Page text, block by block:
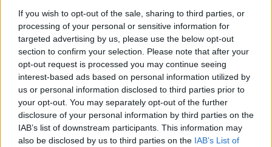
If you wish to opt-out of the sale, sharing to third parties, or
processing of your personal or sensitive information for
targeted advertising by us, please use the below opt-out
section to confirm your selection. Please note that after your
opt-out request is processed you may continue seeing
interest-based ads based on personal information utilized by
us or personal information disclosed to third parties prior to
your opt-out. You may separately opt-out of the further
disclosure of your personal information by third parties on the
IAB’s list of downstream participants. This information may
also be disclosed by us to third parties on the IAB’s List of
(Γραμμή 1 – Πράσινη), σε απόσταση περίπου πέντε
λεπτών με τα πόδια από την οδό Ηπείρου.
ΔΙΑΦΗΜΙΣΗ